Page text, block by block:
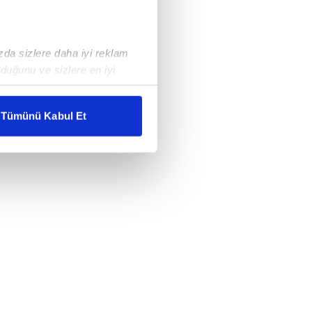
sizlere daha iyi reklam
ve sizlere en iyi
karşılamak
gösterilmeyecektir."
kullanılmaktadır. Bu
sunulması
ve sizlere yönelik
detaylı bilgi için Ayarlar
ve sitemizde ilgili
Tümünü Kabul Et